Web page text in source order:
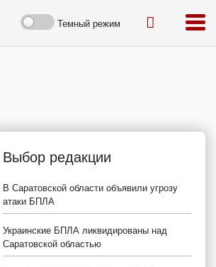
Темный режим
Выбор редакции
В Саратовской области объявили угрозу
атаки БПЛА
Украинские БПЛА ликвидированы над
Саратовской областью